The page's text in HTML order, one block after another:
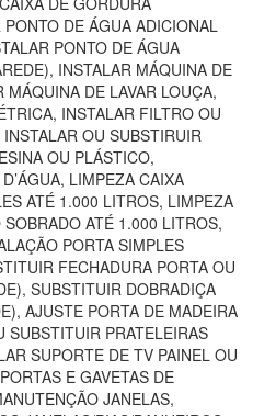
DE ÁGUA ADICIONAL
PONTO DE ÁGUA
INSTALAR MÁQUINA DE
MÁQUINA DE LAVAR LOUÇA,
INSTALAR FILTRO OU
OU SUBSTIRUIR
OU PLÁSTICO,
LIMPEZA CAIXA
ATÉ 1.000 LITROS, LIMPEZA
SOBRADO ATÉ 1.000 LITROS,
PORTA SIMPLES
FECHADURA PORTA OU
SUBSTITUIR DOBRADIÇA
AJUSTE PORTA DE MADEIRA
SUBSTITUIR PRATELEIRAS
SUPORTE DE TV PAINEL OU
E GAVETAS DE
JANELAS,